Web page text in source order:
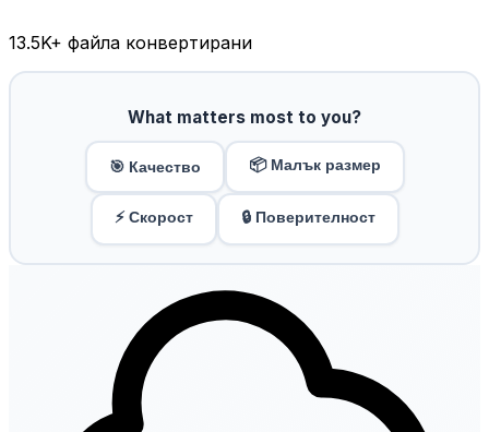
13.5K+ файла конвертирани
What matters most to you?
🎯 Качество 📦 Малък размер
⚡ Скорост 🔒 Поверителност